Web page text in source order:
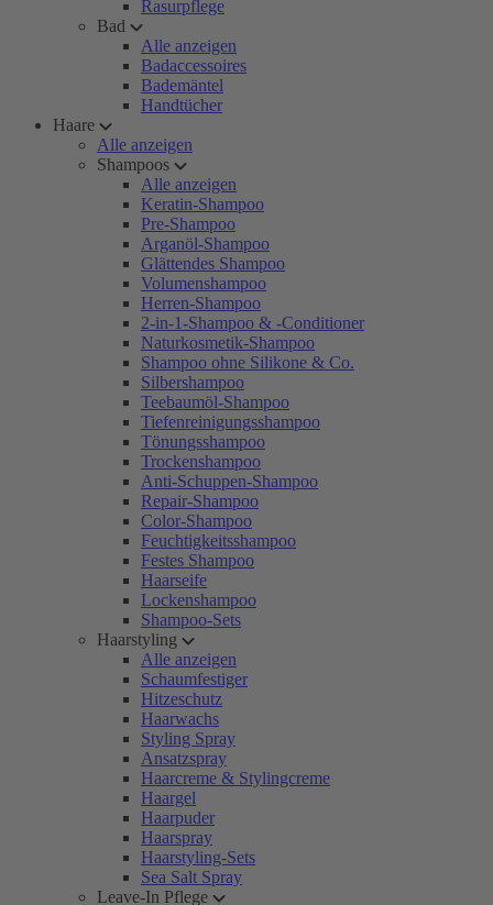
Rasurpflege
Bad
Alle anzeigen
Badaccessoires
Bademäntel
Handtücher
Haare
Alle anzeigen
Shampoos
Alle anzeigen
Keratin-Shampoo
Pre-Shampoo
Arganöl-Shampoo
Glättendes Shampoo
Volumenshampoo
Herren-Shampoo
2-in-1-Shampoo & -Conditioner
Naturkosmetik-Shampoo
Shampoo ohne Silikone & Co.
Silbershampoo
Teebaumöl-Shampoo
Tiefenreinigungsshampoo
Tönungsshampoo
Trockenshampoo
Anti-Schuppen-Shampoo
Repair-Shampoo
Color-Shampoo
Feuchtigkeitsshampoo
Festes Shampoo
Haarseife
Lockenshampoo
Shampoo-Sets
Haarstyling
Alle anzeigen
Schaumfestiger
Hitzeschutz
Haarwachs
Styling Spray
Ansatzspray
Haarcreme & Stylingcreme
Haargel
Haarpuder
Haarspray
Haarstyling-Sets
Sea Salt Spray
Leave-In Pflege